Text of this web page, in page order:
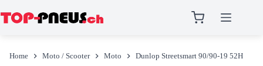
contenuto
Home Moto / Scooter Moto Dunlop Streetsmart 90/90-19 52H